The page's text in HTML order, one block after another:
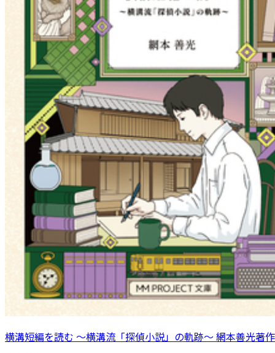
横溝短編を読む 〜横溝流「探偵小説」の軌跡〜 網本善光著